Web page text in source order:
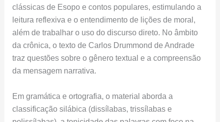
clássicas de Esopo e contos populares, estimulando a
leitura reflexiva e o entendimento de lições de moral,
além de trabalhar o uso do discurso direto. No âmbito
da crônica, o texto de Carlos Drummond de Andrade
traz questões sobre o gênero textual e a compreensão
da mensagem narrativa.
Em gramática e ortografia, o material aborda a
classificação silábica (dissílabas, trissílabas e